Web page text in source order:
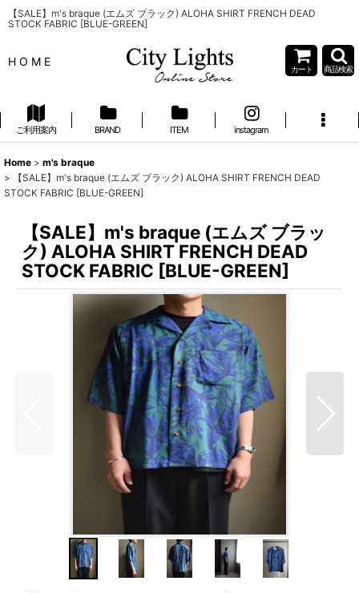
【SALE】m's braque (エムズ ブラック) ALOHA SHIRT FRENCH DEAD
STOCK FABRIC [BLUE-GREEN]
H O M E
カート 商品検索
ご利用案内 BRAND ITEM instagram
Home > m's braque
>
【SALE】m's braque (エムズ ブラック) ALOHA SHIRT FRENCH DEAD
STOCK FABRIC [BLUE-GREEN]
【SALE】m's braque (エムズ ブラッ
ク) ALOHA SHIRT FRENCH DEAD
STOCK FABRIC [BLUE-GREEN]